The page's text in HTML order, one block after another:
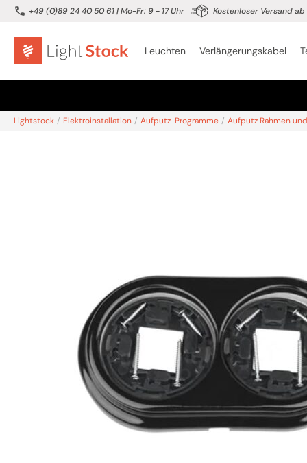
+49 (0)89 24 40 50 61| Mo-Fr: 9 - 17 Uhr Kostenloser Versand
Leuchten Verlängerungskabel
Lightstock / Elektroinstallation / Aufputz-Programme / Aufputz Rahmen